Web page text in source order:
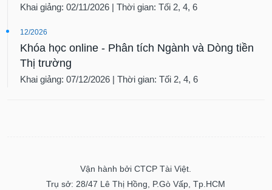
Khai giảng: 02/11/2026 | Thời gian: Tối 2, 4, 6
12/2026
Khóa học online - Phân tích Ngành và Dòng tiền
Thị trường
Khai giảng: 07/12/2026 | Thời gian: Tối 2, 4, 6
Vận hành bởi CTCP Tài Việt.
Trụ sở: 28/47 Lê Thị Hồng, P.Gò Vấp, Tp.HCM